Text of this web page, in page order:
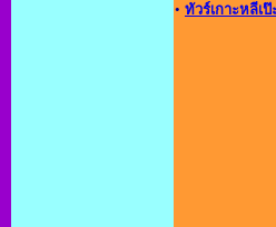
• ทัวร์เกาะหลีเ